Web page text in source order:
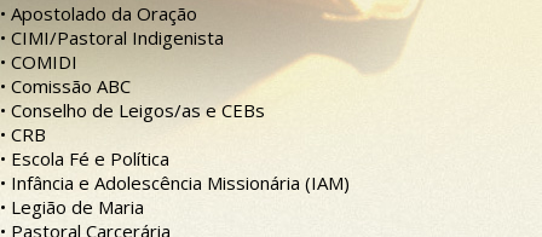
• Apostolado da Oração
• CIMI/Pastoral Indigenista
• COMIDI
• Comissão ABC
• Conselho de Leigos/as e CEBs
• CRB
• Escola Fé e Política
• Infância e Adolescência Missionária (IAM)
• Legião de Maria
• Pastoral Carcerária